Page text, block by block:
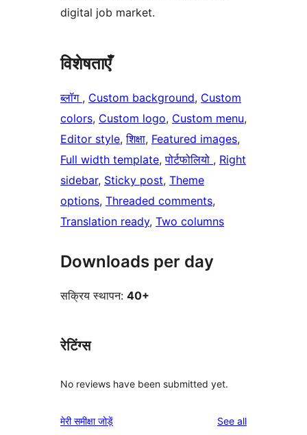
digital job market.
विशेषताएँ
ब्लॉग , Custom background, Custom
colors, Custom logo, Custom menu
Editor style, शिक्षा, Featured images
Full width template, पोर्टफोलियो , Right
sidebar, Sticky post, Theme
options, Threaded comments
Translation ready, Two columns
Downloads per day
सक्रिय स्थापन: 40+
रेटिंग्स
No reviews have been submitted yet.
मेरी समीक्षा जोड़ें See allreviews